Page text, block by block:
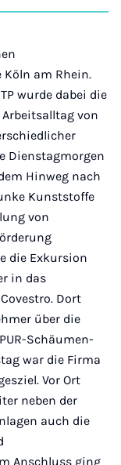
auf auf über
Köln am Rhein.
wurde dabei die
von
Dienstagmorgen
Hinweg nach
Kunststoffe
von
die Exkursion
in das
Dort
über die
Schäumen-
war die Firma
Vor Ort
neben der
auch die
Anschluss ging